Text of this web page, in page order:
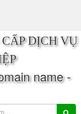
DỊCH VỤ
name -